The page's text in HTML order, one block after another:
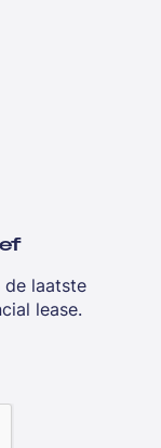
de laatste
lease.